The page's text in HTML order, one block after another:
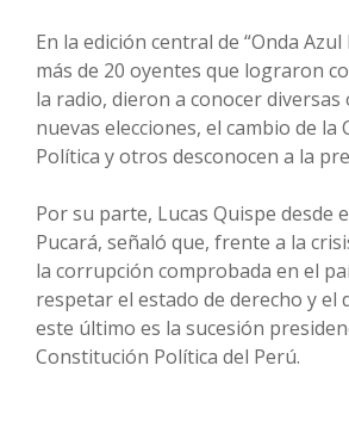
En la edición central de “Onda
más de 20 oyentes que lograron
la radio, dieron a conocer
nuevas elecciones, el cambio de la
Política y otros desconocen a la
Por su parte, Lucas Quispe desde
Pucará, señaló que, frente a la
la corrupción comprobada en el
respetar el estado de derecho y el
este último es la sucesión
Constitución Política del Perú.